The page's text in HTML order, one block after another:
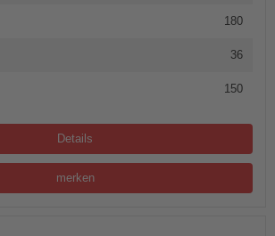
180
36
150
Details
merken